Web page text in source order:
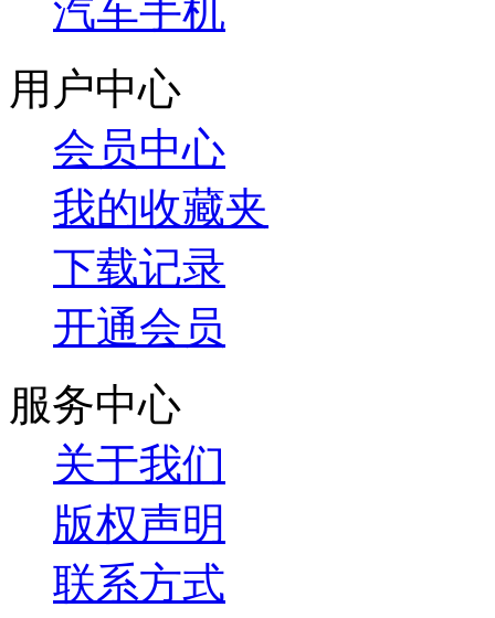
汽车手机
用户中心
会员中心
我的收藏夹
下载记录
开通会员
服务中心
关于我们
版权声明
联系方式